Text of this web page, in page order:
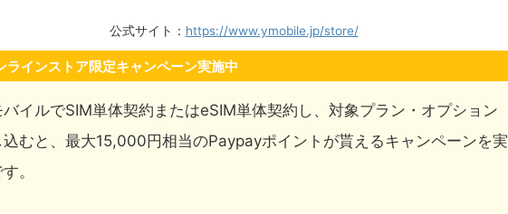
公式サイト： https://www.ymobile.jp/store/
ラインストア限定キャンペーン実施中
バイルでSIM単体契約またはeSIM単体契約し、対象プラン・オプション
込むと、最大15,000円相当のPaypayポイントが貰えるキャンペーンを実
。